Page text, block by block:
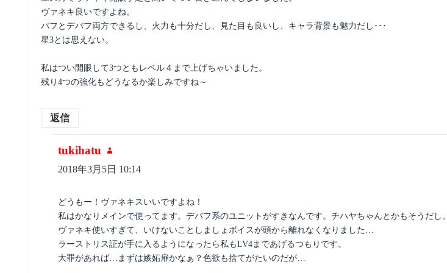
ヴァネキ良いですよね。
バフとデバフ両方できるし、火力も十分だし、見た目も良いし、キャラ背景も魅力だし･･･
星3とは思えない。
私はつい開眼して3つともレベル４まで上げちゃいました。
残り4つの強化もどうなるか楽しみですね～
返信
tukihatu
よ
り:
2018年3月5日 10:14
どうもー！ヴァネキスいいですよね！
私はかなりメインで使ってます。デバフ系のユニットがすきなんです。チハヤちゃんとかもそうだし。
ヴァネキ使いすぎて、いけないことしましょボイスが頭から離れなくなりました…
ラーストリス証が手に入るようになったら私もLV4まであげるつもりです。
大罪があれば…まずは嫉妬扉かなぁ？色欲も捨てがたいのだが…